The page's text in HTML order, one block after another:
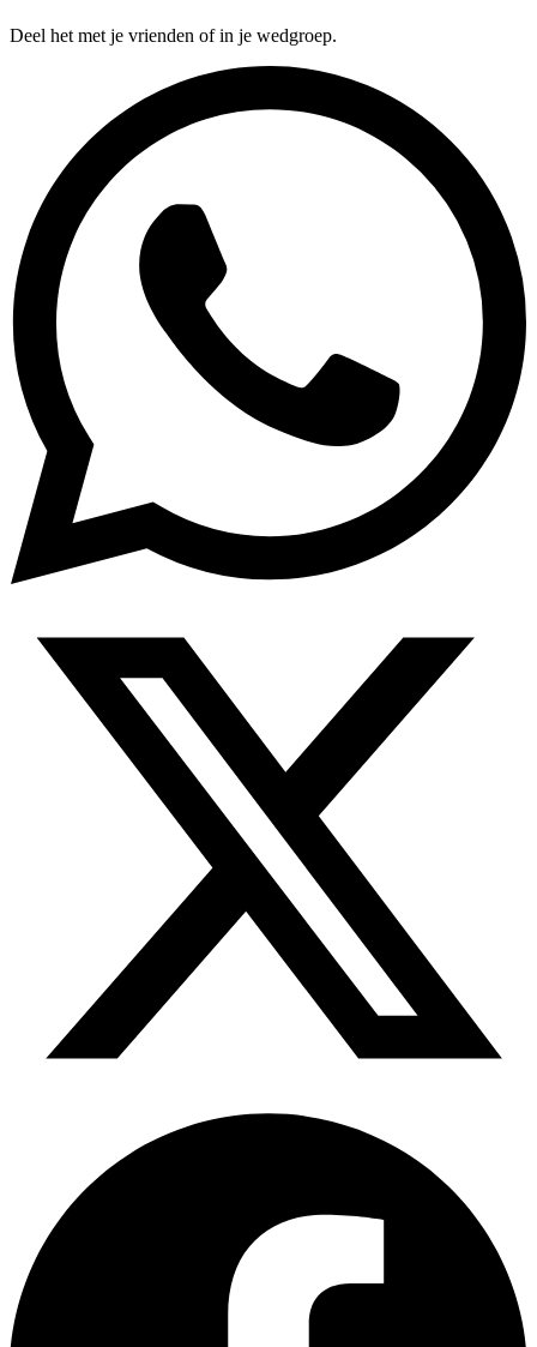
Deel het met je vrienden of in je wedgroep.